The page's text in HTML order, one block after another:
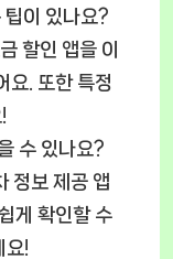
팁이 있나요?
할인 앱을 이
요. 또한 특정
수 있나요?
정보 제공 앱
게 확인할 수
요!